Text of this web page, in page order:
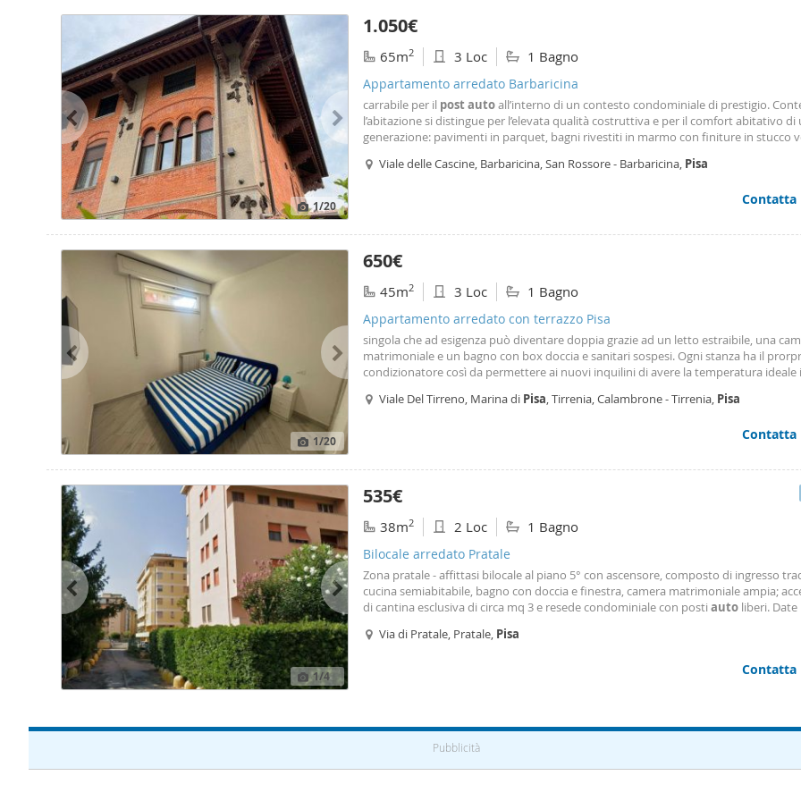
1/20
1.050€
65m2 3 Loc 1 Bagno
Appartamento arredato Barbaricina
carrabile per il postautoall’interno di un contesto condominiale di prestigio.
l’abitazione si distingue per l’elevata qualità costruttiva e per il comfort abitativo di
generazione: pavimenti in parquet, bagni rivestiti in marmo con finiture in stucco
centralizzati. Gli impianti
Viale delle Cascine, Barbaricina, San Rossore - Barbaricina, Pisa
Contatta
1/20
650€
45m2 3 Loc 1 Bagno
Appartamento arredato con terrazzo Pisa
singola che ad esigenza può diventare doppia grazie ad un letto estraibile, una
matrimoniale e un bagno con box doccia e sanitari sospesi. Ogni stanza ha il
condizionatore così da permettere ai nuovi inquilini di avere la temperatura ideale
comune con le altre persone che vivono nel
Viale Del Tirreno, Marina di Pisa, Tirrenia, Calambrone - Tirrenia, Pisa
Contatta
1/4
535€
38m2 2 Loc 1 Bagno
Bilocale arredato Pratale
Zona pratale - affittasi bilocale al piano 5° con ascensore, composto di ingresso
cucina semiabitabile, bagno con doccia e finestra, camera matrimoniale ampia;
di cantina esclusiva di circa mq 3 e resede condominiale con posti auto liberi. Date
coppie che cercano una soluzione
Via di Pratale, Pratale, Pisa
Contatta
Pubblicità